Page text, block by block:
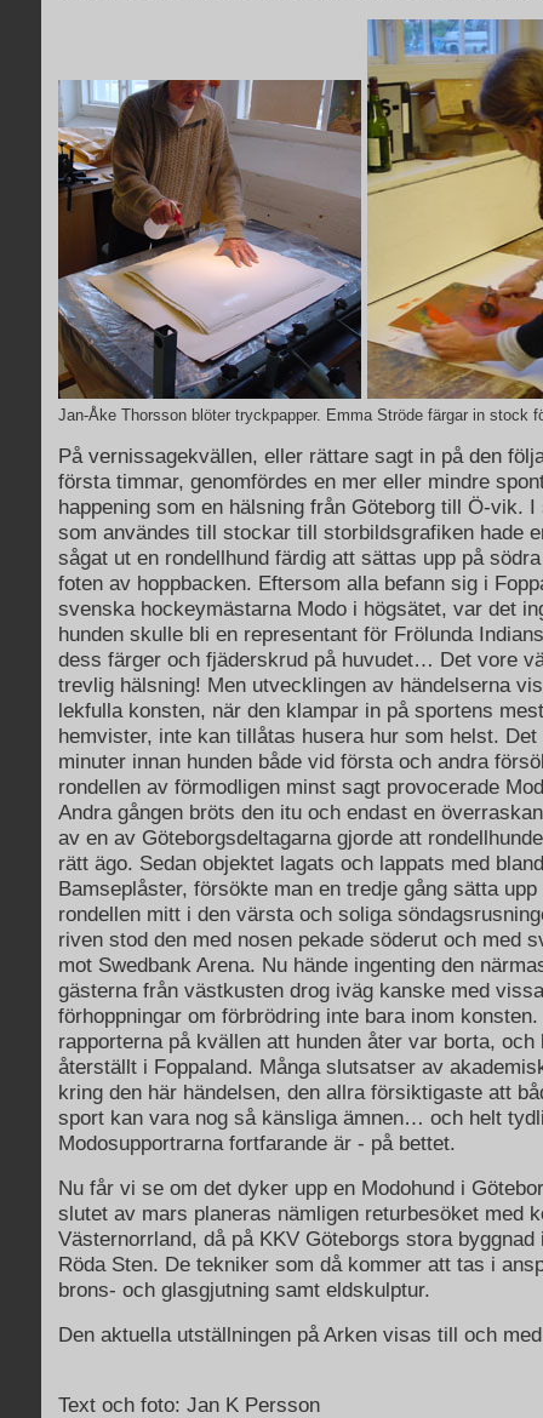
Jan-Åke Thorsson blöter tryckpapper. Emma Ströde färgar in stock
På vernissagekvällen, eller rättare sagt in på den
första timmar, genomfördes en mer eller mindre
happening som en hälsning från Göteborg till Ö-vik.
som användes till stockar till storbildsgrafiken hade
sågat ut en rondellhund färdig att sättas upp på
foten av hoppbacken. Eftersom alla befann sig i
svenska hockeymästarna Modo i högsätet, var det
hunden skulle bli en representant för Frölunda
dess färger och fjäderskrud på huvudet… Det vore
trevlig hälsning! Men utvecklingen av händelserna
lekfulla konsten, när den klampar in på sportens
hemvister, inte kan tillåtas husera hur som helst. Det
minuter innan hunden både vid första och andra
rondellen av förmodligen minst sagt provocerade
Andra gången bröts den itu och endast en
av en av Göteborgsdeltagarna gjorde att
rätt ägo. Sedan objektet lagats och lappats med
Bamseplåster, försökte man en tredje gång sätta upp
rondellen mitt i den värsta och soliga
riven stod den med nosen pekade söderut och med
mot Swedbank Arena. Nu hände ingenting den
gästerna från västkusten drog iväg kanske med
förhoppningar om förbrödring inte bara inom
rapporterna på kvällen att hunden åter var borta, och
återställt i Foppaland. Många slutsatser av
kring den här händelsen, den allra försiktigaste att
sport kan vara nog så känsliga ämnen… och helt
Modosupportrarna fortfarande är - på bettet.
Nu får vi se om det dyker upp en Modohund i
slutet av mars planeras nämligen returbesöket med
Västernorrland, då på KKV Göteborgs stora byggnad
Röda Sten. De tekniker som då kommer att tas i
brons- och glasgjutning samt eldskulptur.
Den aktuella utställningen på Arken visas till och
Text och foto: Jan K Persson